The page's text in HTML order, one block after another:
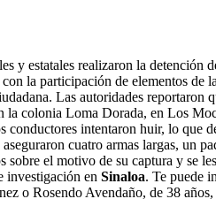
y estatales realizaron la
la participación de elementos de
Las autoridades
colonia Loma Dorada, en Los
conductores intentaron huir, lo que
cuatro armas largas, un
el motivo de su captura y se
investigación en Sinaloa. Te puede
o Rosendo Avendaño, de 38